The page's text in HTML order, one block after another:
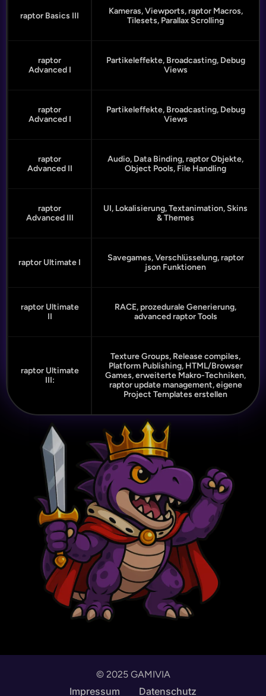
raptor Basics III
Kameras, Viewports, raptor Macros,
Tilesets, Parallax Scrolling
raptor
Advanced I
Partikeleffekte, Broadcasting, Debug
Views
raptor
Advanced I
Partikeleffekte, Broadcasting, Debug
Views
raptor
Advanced II
Audio, Data Binding, raptor Objekte,
Object Pools, File Handling
raptor
Advanced III
UI, Lokalisierung, Textanimation, Skins
& Themes
raptor Ultimate I
Savegames, Verschlüsselung, raptor
json Funktionen
raptor Ultimate
II
RACE, prozedurale Generierung,
advanced raptor Tools
raptor Ultimate
III:
Texture Groups, Release compiles,
Platform Publishing, HTML/Browser
Games, erweiterte Makro-Techniken,
raptor update management, eigene
Project Templates erstellen
© 2025 GAMIVIA
Impressum Datenschutz
English